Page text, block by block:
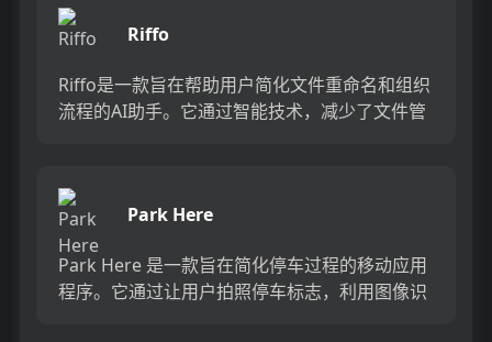
Riffo
Riffo是一款旨在帮助用户简化文件重命名和组织
流程的AI助手。它通过智能技术，减少了文件管
Park Here
Park Here 是一款旨在简化停车过程的移动应用
程序。它通过让用户拍照停车标志，利用图像识